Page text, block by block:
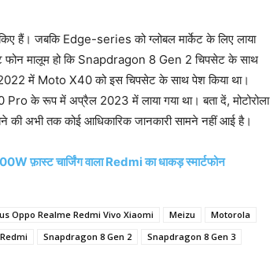
हैं। जबकि Edge-series को ग्लोबल मार्केट के लिए लाया
फोन मालूम हो कि Snapdragon 8 Gen 2 चिपसेट के साथ
में Moto X40 को इस चिपसेट के साथ पेश किया था।
के रूप में अप्रैल 2023 में लाया गया था। बता दें, मोटोरोला
अभी तक कोई आधिकारिक जानकारी सामने नहीं आई है।
फ़ास्ट चार्जिंग वाला Redmi का धाकड़ स्मार्टफोन
Oppo Realme Redmi Vivo Xiaomi Meizu
Motorola
Redmi Snapdragon 8 Gen 2
Snapdragon 8 Gen 3